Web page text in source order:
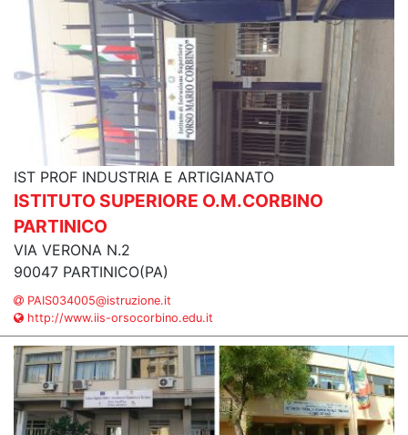
IST PROF INDUSTRIA E ARTIGIANATO
ISTITUTO SUPERIORE O.M.CORBINO
PARTINICO
VIA VERONA N.2
90047 PARTINICO(PA)
PAIS034005@istruzione.it
http://www.iis-orsocorbino.edu.it